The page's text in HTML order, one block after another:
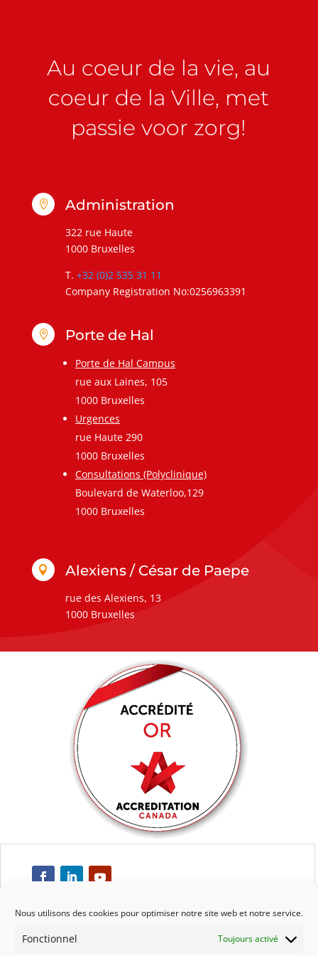
Nous utilisons des cookies pour optimiser notre site web et notre service.
Fonctionnel Toujours activé
Au coeur de la vie, au
coeur de la Ville, met
passie voor zorg!
 Administration
322 rue Haute
1000 Bruxelles
T. +32 (0)2 535 31 11
Company Registration No:0256963391
 Porte de Hal
Porte de Hal Campus
rue aux Laines, 105
1000 Bruxelles
Urgences
rue Haute 290
1000 Bruxelles
Consultations (Polyclinique)
Boulevard de Waterloo,129
1000 Bruxelles
 Alexiens / César de Paepe
rue des Alexiens, 13
1000 Bruxelles
Respect